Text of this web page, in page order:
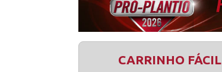
CARRINHO FÁCIL